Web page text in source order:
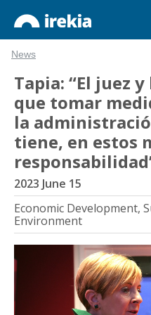
News
Tapia: “El juez
que tomar
la
tiene, en estos
2023 June 15
Economic Development,
Environment